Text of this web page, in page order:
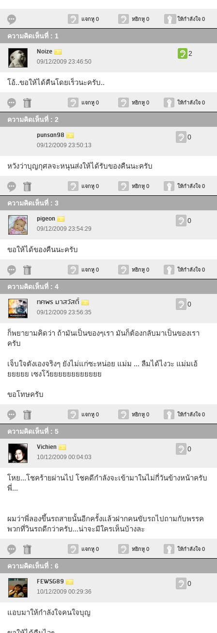
แจกหู 0 หยิกหู 0 ให้กำลังใจ 0
ความคิดเห็นที่ : 1
Noize
09/12/2009 23:46:50
2
โอ้..ขอให้ได้คืนโดยเร็วนะครับ..
แจกหู 0 หยิกหู 0 ให้กำลังใจ 0
ความคิดเห็นที่ : 2
punsan98
09/12/2009 23:50:13
0
หวังว่าบุญกุศลจะหนุนส่งให้ได้รับของคืนนะครับ
แจกหู 0 หยิกหู 0 ให้กำลังใจ 0
ความคิดเห็นที่ : 3
pigeon
09/12/2009 23:54:29
0
ขอให้ได้ของคืนนะครับ
แจกหู 0 หยิกหู 0 ให้กำลังใจ 0
ความคิดเห็นที่ : 4
ทศพร มาสวัสดิ์
09/12/2009 23:56:35
0
ก็พยายามคิดว่า ถ้ามันเป็นของๆเรา มันก็ต้องกลับมาเป็นของเรา
ครับ
เจ็บใจตังเองจริงๆ ยังไม่แก่ซะหน่อย แม่ม ... ลืมได้ไงวะ แม่มเอ้
ยยยยย เซงโว้ยยยยยยยยยยยย
ขอโทษครับ
แจกหู 0 หยิกหู 0 ให้กำลังใจ 0
ความคิดเห็นที่ : 5
Vichien
10/12/2009 00:04:03
0
โหย...โชคร้ายผ่านไป โชคดีกำลังจะเข้ามาในไม่กี่วันข้างหน้าครับ
พี่...
ผมว่าพี่ลองขึ้นรถสายนั้นอีกครั้งแล้วฝากคนขับรถไปถามกับพรรค
พวกที่วินรถดีกว่าครับ...น่าจะมีใครเห็นบ้างละ
แจกหู 0 หยิกหู 0 ให้กำลังใจ 0
ความคิดเห็นที่ : 6
FEWSG89
10/12/2009 00:29:36
0
แอบมาให้กำลังใจคนใจบุญ